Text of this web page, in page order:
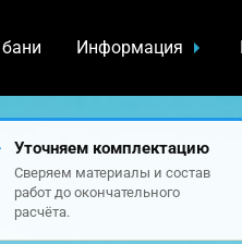
Информация
Уточняем комплектацию
Сверяем материалы и состав
работ до окончательного
расчёта.